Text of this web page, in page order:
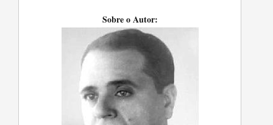
Sobre o Autor: